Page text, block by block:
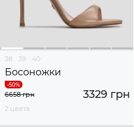
38 39 40
Босоножки
3329 грн
6658 грн
2 цвета